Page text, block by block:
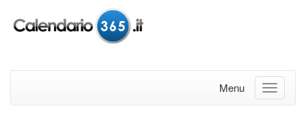
Menu